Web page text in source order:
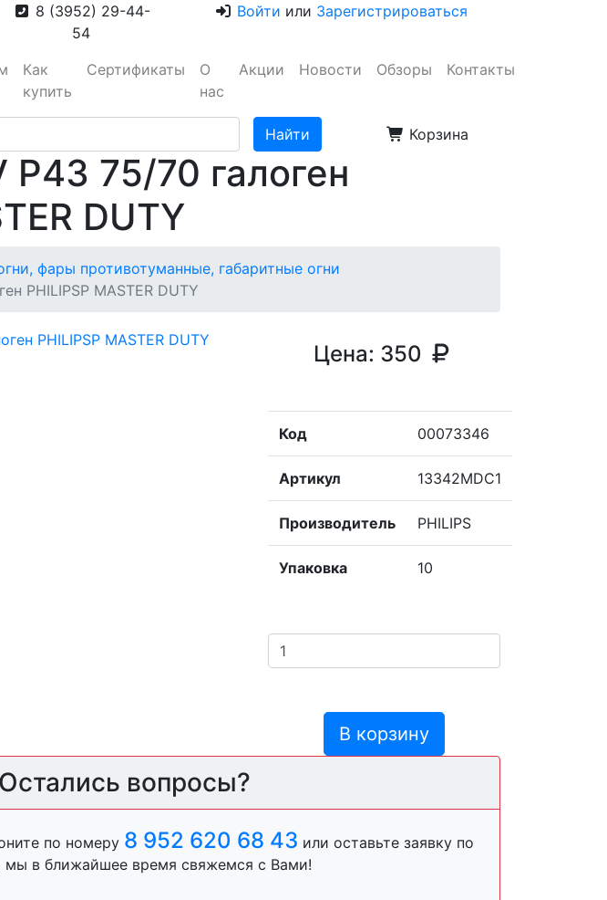
8 (3952) 29-44-
54
Войти или Зарегистрироваться
Как
купить
Сертификаты
О
нас
Акции Новости Обзоры Контакты
Корзина
75/70 галоген
DUTY
фары противотуманные, габаритные огни
PHILIPSP MASTER DUTY
Цена: 350
Код 00073346
Артикул 13342MDC1
Производитель PHILIPS
Упаковка 10
В корзину
Остались вопросы?
по номеру 8 952 620 68 43 или оставьте заявку по
мы в ближайшее время свяжемся с Вами!